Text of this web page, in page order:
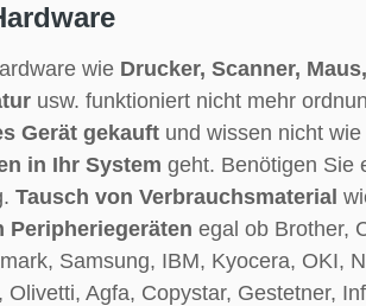
wie Drucker, Scanner,
usw. funktioniert nicht mehr
Gerät gekauft und wissen nicht
in Ihr System geht. Benötigen Sie
Tausch von Verbrauchsmaterial
Peripheriegeräten egal ob Brother,
Samsung, IBM, Kyocera, OKI,
Olivetti, Agfa, Copystar, Gestetner,